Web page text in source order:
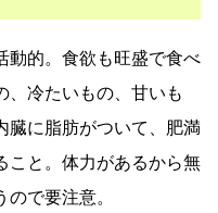
動的。食欲も旺盛で食べ
、冷たいもの、甘いも
臓に脂肪がついて、肥満
こと。体力があるから無
で要注意。